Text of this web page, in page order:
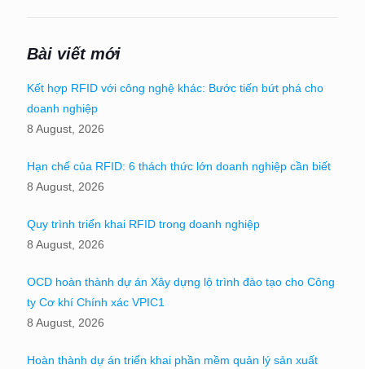
Bài viết mới
Kết hợp RFID với công nghệ khác: Bước tiến bứt phá cho
doanh nghiệp
8 August, 2026
Hạn chế của RFID: 6 thách thức lớn doanh nghiệp cần biết
8 August, 2026
Quy trình triển khai RFID trong doanh nghiệp
8 August, 2026
OCD hoàn thành dự án Xây dựng lộ trình đào tạo cho Công
ty Cơ khí Chính xác VPIC1
8 August, 2026
Hoàn thành dự án triển khai phần mềm quản lý sản xuất